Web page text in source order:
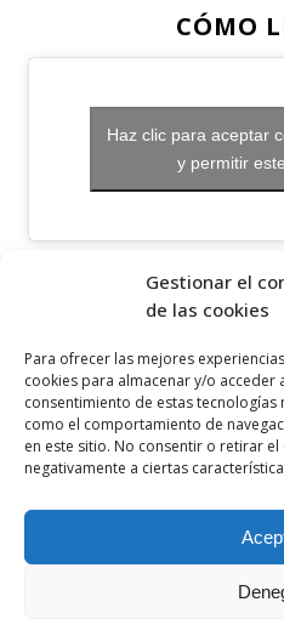
Gestionar el
de las cookies
Para ofrecer las mejores
cookies para almacenar y/o acceder
consentimiento de estas
como el comportamiento de
en este sitio. No consentir o retirar
negativamente a ciertas
CÓMO
Haz clic para aceptar
y permitir
OTROS
Política
Aviso
Canal